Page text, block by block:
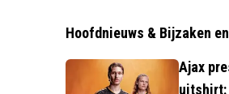
Hoofdnieuws & Bijzaken
Ajax
uitshirt: